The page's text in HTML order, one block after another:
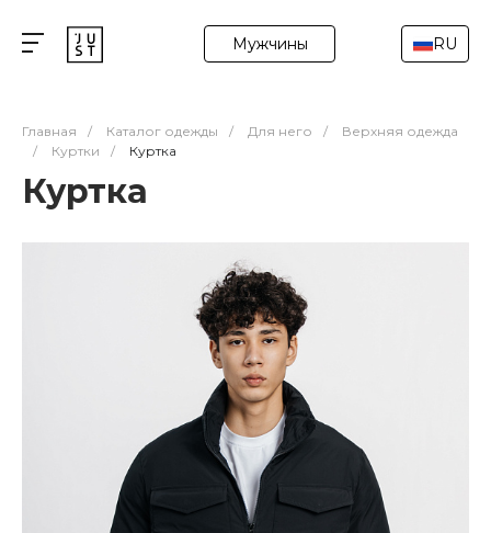
Мужчины RU
Главная / Каталог одежды / Для него /
Верхняя одежда
/
Куртки / Куртка
Куртка